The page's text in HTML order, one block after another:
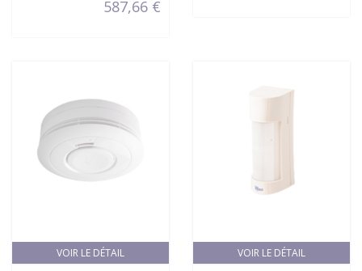
587,66 €
VOIR LE DÉTAIL VOIR LE DÉTAIL